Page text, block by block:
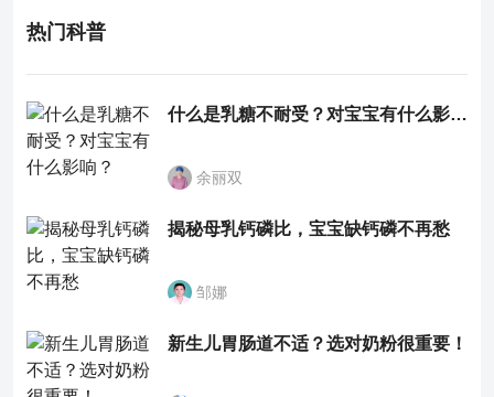
热门科普
什么是乳糖不耐受？对宝宝有什么影响？
余丽双
揭秘母乳钙磷比，宝宝缺钙磷不再愁
邹娜
新生儿胃肠道不适？选对奶粉很重要！